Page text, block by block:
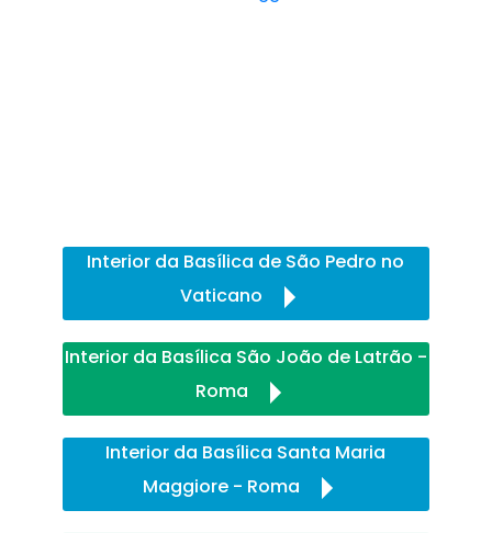
Interior da Basílica de São Pedro no
Vaticano
Interior da Basílica São João de Latrão -
Roma
Interior da Basílica Santa Maria
Maggiore - Roma